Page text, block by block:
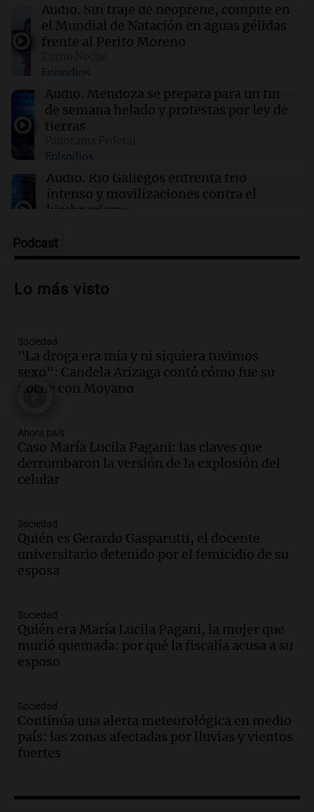
00:05 Política y Economía
Ley de Propiedad Privada: maratónica sesión
extranjeros
00:05 Clima
Clima en CABA: cómo estará el tiempo este
Audio. Sin traje de neoprene, compite en
el Mundial de Natación en aguas gélidas
frente al Perito Moreno
Episodios
Audio. Mendoza se prepara para un fin
de semana helado y protestas por ley de
tierras
Episodios
Audio. Río Gallegos enfrenta frío
intenso y movilizaciones contra el
kirchnerismo
Episodios
Audio.Debate en el Senado sobre
la soberanía digital en Argentina
Audio.
de semana helado y ciudadanos
marchan contra reforma de tierras
Panorama Federal
Audio.
El "Mono" de Kapanga
adelantó su show en Rosario.
Viva la Radio Rosario
Episodios
en suspenso a hombre por simular robo
de recaudación en San Luis
Panorama Federal
Episodios
ayuda por problemas de fertilidad y la
ostentación de millonarios
Amamos Argentina
Episodios
avanza con testimonios clave sobre el
accidente en Villa Dolores
Panorama Federal
tributo todos los jueves
Podcast
Lo más visto
Sociedad
"La droga era mía y ni siquiera tuvimos
sexo": Candela Arizaga contó cómo fue su
noche con Moyano
Ahora país
Caso María Lucila Pagani: las claves que
derrumbaron la versión de la explosión del
celular
Sociedad
Quién es Gerardo Gasparutti, el docente
universitario detenido por el femicidio de su
esposa
Sociedad
Quién era María Lucila Pagani, la mujer que
murió quemada: por qué la fiscalía acusa a su
esposo
Sociedad
Continúa una alerta meteorológica en medio
país: las zonas afectadas por lluvias y vientos
fuertes